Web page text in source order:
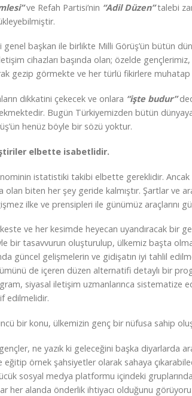
ve Refah Partisi’nin “Adil Düzen”talebi
genel başkan ile birlikte Milli Görüş’ün bütün
cihazları başında olan; özelde
gezip görmekte ve her türlü fikirlere muhatap
dikkatini çekecek ve onlara “işte budur”
Bugün Türkiyemizden bütün
henüz böyle bir sözü yoktur.
elbette isabetlidir.
istatistiki takibi elbette gereklidir.
olan biten her şey geride kalmıştır. Şartlar ve
ilke ve prensipleri ile günümüz araçlarını
ve her kesimde heyecan uyandıracak bir
bir tasavvurun oluşturulup, ülkemiz başta
güncel gelişmelerin ve gidişatın iyi tahlil
de içeren düzen alternatifi detaylı bir
siyasal iletişim uzmanlarınca sistematize
edilmelidir.
bir konu, ülkemizin genç bir nüfusa sahip
ne yazık ki geleceğini başka diyarlarda
eğitip örnek şahsiyetler olarak sahaya
sosyal medya platformu içindeki
her alanda önderlik ihtiyacı olduğunu